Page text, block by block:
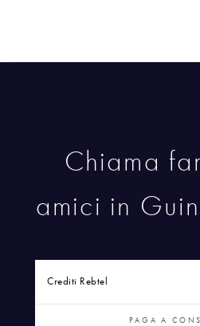
Chiama
amici in
Crediti Rebtel
PAGA A